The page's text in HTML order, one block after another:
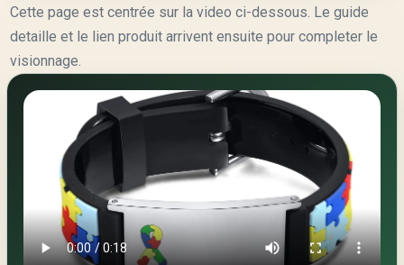
Cette page est centrée sur la video ci-dessous. Le guide
detaille et le lien produit arrivent ensuite pour completer le
visionnage.
Video
principale
de